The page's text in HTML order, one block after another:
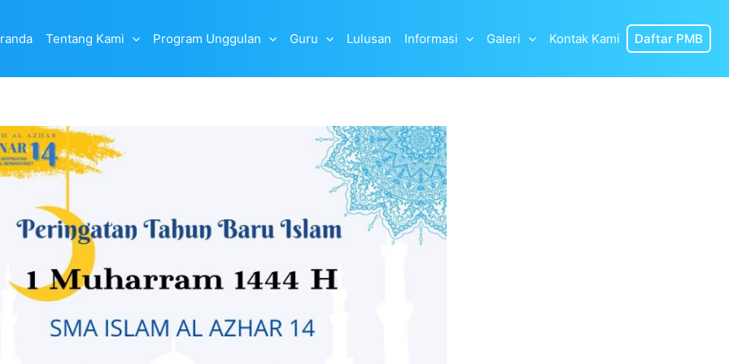
Tentang Kami Program Unggulan Guru Lulusan Informasi Galeri Kontak Kami Daftar PMB